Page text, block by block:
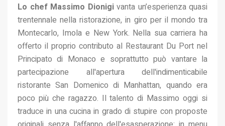
Lo chef Massimo Dionigivanta un’esperienza quasi
trentennale nella ristorazione, in giro per il mondo tra
Montecarlo, Imola e New York. Nella sua carriera ha
offerto il proprio contributo al Restaurant Du Port nel
Principato di Monaco e soprattutto può vantare la
partecipazione all'apertura dell'indimenticabile
ristorante San Domenico di Manhattan, quando era
poco più che ragazzo. Il talento di Massimo oggi si
traduce in una cucina in grado di stupire con proposte